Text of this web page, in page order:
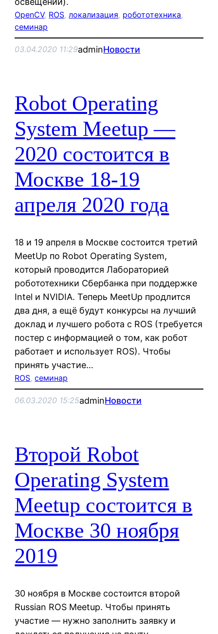
OpenCV, ROS, локализация, робототехника
семинар
03.04.2020 11:29adminНовости
Robot Operating
System Meetup —
2020 состоится в
Москве 18-19
апреля 2020 года
18 и 19 апреля в Москве состоится третий
MeetUp по Robot Operating System,
который проводится Лабораторией
робототехники Сбербанка при поддержке
Intel и NVIDIA. Теперь MeetUp продлится
два дня, а ещё будут конкурсы на лучший
доклад и лучшего робота с ROS (требуется
постер с информацией о том, как робот
работает и использует ROS). Чтобы
принять участие…
ROS, семинар
06.03.2020 15:25adminНовости
Второй Robot
Operating System
Meetup состоится в
Москве 30 ноября
2019
30 ноября в Москве состоится второй
Russian ROS Meetup. Чтобы принять
участие — нужно заполнить заявку и